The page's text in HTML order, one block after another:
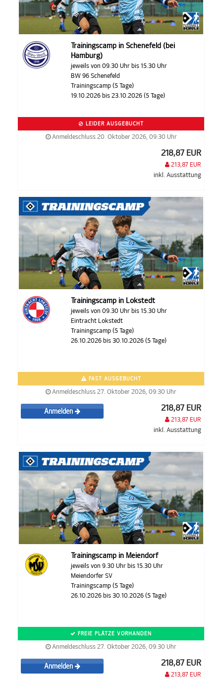
Trainingscamp in Schenefeld (bei
Hamburg)
jeweils von 09.30 Uhr bis 15.30 Uhr
BW 96 Schenefeld
Trainingscamp (5 Tage)
19.10.2026 bis 23.10.2026 (5 Tage)
LEIDER AUSGEBUCHT
Anmeldeschluss 20. Oktober 2026, 09:30 Uhr
218,87 EUR
213,87 EUR
inkl. Ausstattung
Trainingscamp in Lokstedt
jeweils von 09.30 Uhr bis 15.30 Uhr
Eintracht Lokstedt
Trainingscamp (5 Tage)
26.10.2026 bis 30.10.2026 (5 Tage)
FAST AUSGEBUCHT
Anmeldeschluss 27. Oktober 2026, 09:30 Uhr
Anmelden 218,87 EUR
213,87 EUR
inkl. Ausstattung
Trainingscamp in Meiendorf
jeweils von 9.30 Uhr bis 15.30 Uhr
Meiendorfer SV
Trainingscamp (5 Tage)
26.10.2026 bis 30.10.2026 (5 Tage)
FREIE PLÄTZE VORHANDEN
Anmeldeschluss 27. Oktober 2026, 09:30 Uhr
Anmelden 218,87 EUR
213,87 EUR